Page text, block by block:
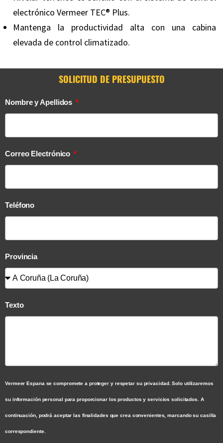
electrónico Vermeer TEC® Plus.
Mantenga la productividad alta con una cabina
elevada de control climatizado.
SOLICITUD DE PRESUPUESTO
Nombre y Apellidos
Correo Electrónico
Teléfono
Provincia
Texto
Vermeer Espana se compromete a proteger y respetar su privacidad. Solo utilizaremos
su información personal para proporcionar los productos y servicios solicitados. A
continuación, podrá aceptar las finalidades que crea convenientes, marcando su casilla
correspondiente.